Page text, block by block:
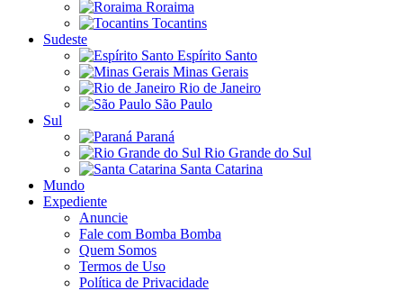
Roraima
Tocantins
Sudeste
Espírito Santo
Minas Gerais
Rio de Janeiro
São Paulo
Sul
Paraná
Rio Grande do Sul
Santa Catarina
Mundo
Expediente
Anuncie
Fale com Bomba Bomba
Quem Somos
Termos de Uso
Política de Privacidade